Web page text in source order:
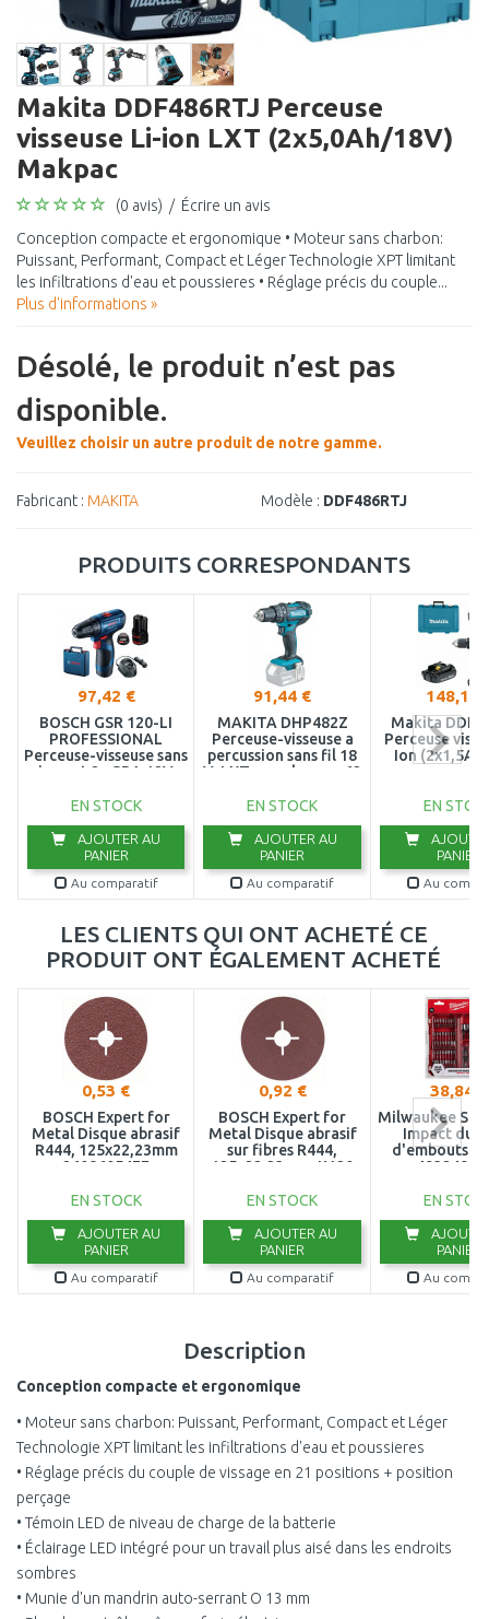
Makita DDF486RTJ Perceuse
visseuse Li-ion LXT (2x5,0Ah/18V)
Makpac
(0 avis) / Écrire un avis
Conception compacte et ergonomique • Moteur sans charbon:
Puissant, Performant, Compact et Léger Technologie XPT limitant
les infiltrations d'eau et poussieres • Réglage précis du couple...
Plus d'informations »
Désolé, le produit n’est pas
disponible.
Veuillez choisir un autre produit de notre gamme.
Fabricant : MAKITA Modèle : DDF486RTJ
PRODUITS CORRESPONDANTS
97,42 €
BOSCH GSR 120-LI
PROFESSIONAL
Perceuse-visseuse sans
impact 2x GBA 12V
EN STOCK
AJOUTER AU
PANIER
Au comparatif
91,44 €
MAKITA DHP482Z
Perceuse-visseuse a
percussion sans fil 18
V, LXT, couple max. 62
EN STOCK
AJOUTER AU
PANIER
Au comparatif
148,15
Makita
Perceuse
Ion
EN
PANIER
Au
LES CLIENTS QUI ONT ACHETÉ CE
PRODUIT ONT ÉGALEMENT ACHETÉ
0,53 €
BOSCH Expert for
Metal Disque abrasif
R444, 125x22,23mm
2608605477
EN STOCK
AJOUTER AU
PANIER
Au comparatif
0,92 €
BOSCH Expert for
Metal Disque abrasif
sur fibres R444,
125x22,23mm, K120
EN STOCK
AJOUTER AU
PANIER
Au comparatif
38,84 €
Milwaukee
Impact
d'embouts
EN
PANIER
Au
Description
Conception compacte et ergonomique
• Moteur sans charbon: Puissant, Performant, Compact et Léger
Technologie XPT limitant les infiltrations d'eau et poussieres
• Réglage précis du couple de vissage en 21 positions + position
perçage
• Témoin LED de niveau de charge de la batterie
• Éclairage LED intégré pour un travail plus aisé dans les endroits
sombres
• Munie d'un mandrin auto-serrant O 13 mm